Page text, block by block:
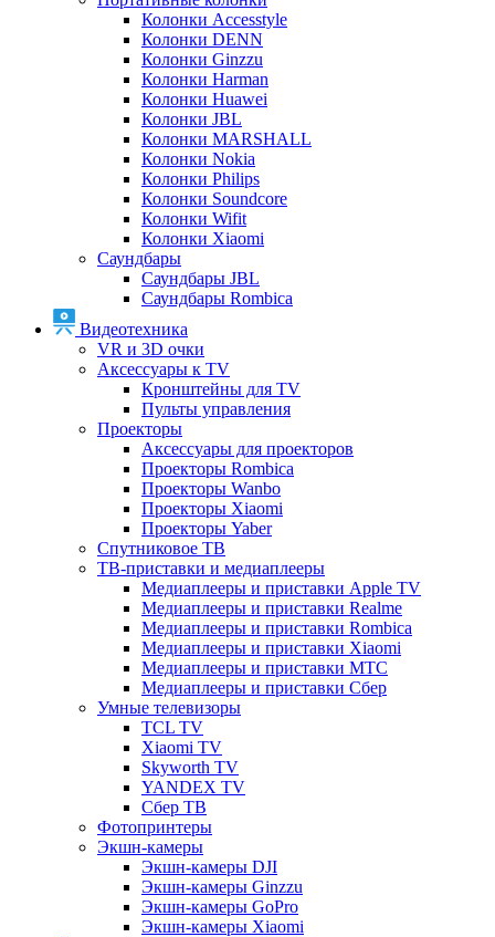
Колонки Accesstyle
Колонки DENN
Колонки Ginzzu
Колонки Harman
Колонки Huawei
Колонки JBL
Колонки MARSHALL
Колонки Nokia
Колонки Philips
Колонки Soundcore
Колонки Wifit
Колонки Xiaomi
Саундбары
Саундбары JBL
Саундбары Rombica
Видеотехника
VR и 3D очки
Аксессуары к TV
Кронштейны для TV
Пульты управления
Проекторы
Аксессуары для проекторов
Проекторы Rombica
Проекторы Wanbo
Проекторы Xiaomi
Проекторы Yaber
Спутниковое ТВ
ТВ-приставки и медиаплееры
Медиаплееры и приставки Apple TV
Медиаплееры и приставки Realme
Медиаплееры и приставки Rombica
Медиаплееры и приставки Xiaomi
Медиаплееры и приставки МТС
Медиаплееры и приставки Сбер
Умные телевизоры
TCL TV
Xiaomi TV
Skyworth TV
YANDEX TV
Сбер ТВ
Фотопринтеры
Экшн-камеры
Экшн-камеры DJI
Экшн-камеры Ginzzu
Экшн-камеры GoPro
Экшн-камеры Xiaomi